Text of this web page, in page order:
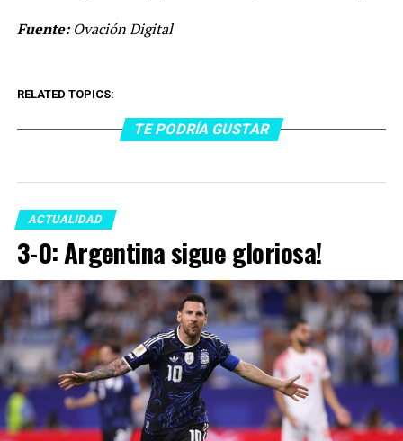
Fuente:Ovación Digital
RELATED TOPICS:
TE PODRÍA GUSTAR
ACTUALIDAD
3-0: Argentina sigue gloriosa!